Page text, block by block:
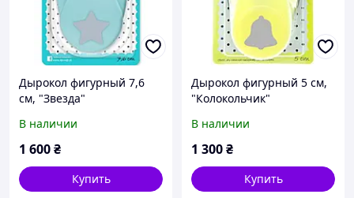
Дырокол фигурный 7,6
см, "Звезда"
В наличии
1 600₴
Купить
Дырокол фигурный 5 см,
"Колокольчик"
В наличии
1 300₴
Купить